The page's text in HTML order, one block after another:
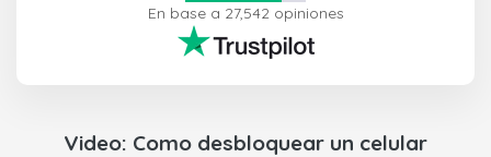
En base a 27,542 opiniones
Video: Como desbloquear un celular